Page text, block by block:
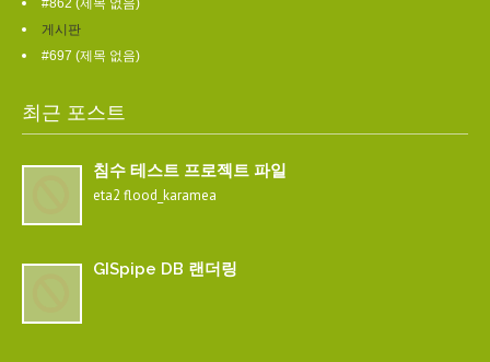
#862 (제목 없음)
게시판
#697 (제목 없음)
최근 포스트
침수 테스트 프로젝트 파일
eta2 flood_karamea
GISpipe DB 랜더링